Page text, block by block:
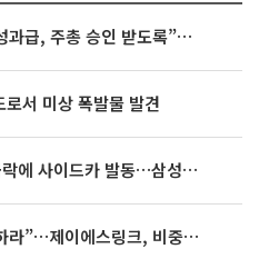
김정관 장관 “반도체 성과급, 주총 승인 받도록”…상법·자본시장법 개정 시사
로서 미상 폭발물 발견
코스피, 장중 5%대 급락에 사이드카 발동…삼성·SK 동반 폭락
트럼프 “자석 사업을 하라”…제이에스링크, 비중국 영구자석 공급망 구축 속도